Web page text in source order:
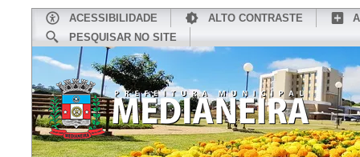
ACESSIBILIDADE ALTO CONTRASTE
PESQUISAR NO SITE